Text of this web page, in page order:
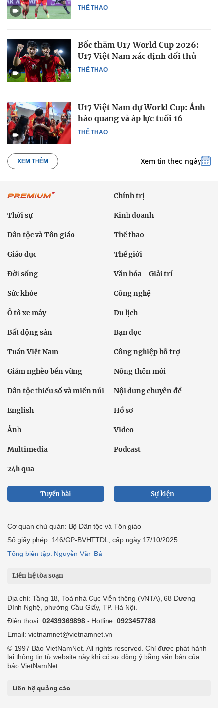
THỂ THAO
THỂ THAO
Bốc thăm U17 World Cup 2026:
U17 Việt Nam xác định đối thủ
THỂ THAO
U17 Việt Nam dự World Cup: Ánh
hào quang và áp lực tuổi 16
XEM THÊM Xem tin theo ngày
Chính trị
Thời sự Kinh doanh
Dân tộc và Tôn giáo Thể thao
Giáo dục Thế giới
Đời sống Văn hóa - Giải trí
Sức khỏe Công nghệ
Ô tô xe máy Du lịch
Bất động sản Bạn đọc
Tuần Việt Nam Công nghiệp hỗ trợ
Giảm nghèo bền vững Nông thôn mới
Dân tộc thiểu số và miền núi Nội dung chuyên đề
English Hồ sơ
Ảnh Video
Multimedia Podcast
24h qua
Tuyến bài Sự kiện
Cơ quan chủ quản: Bộ Dân tộc và Tôn giáo
Số giấy phép: 146/GP-BVHTTDL, cấp ngày 17/10/2025
Tổng biên tập: Nguyễn Văn Bá
Liên hệ tòa soạn
Địa chỉ: Tầng 18, Toà nhà Cục Viễn thông (VNTA), 68 Dương
Đình Nghệ, phường Cầu Giấy, TP. Hà Nội.
Điện thoại: 02439369898 - Hotline: 0923457788
Email: vietnamnet@vietnamnet.vn
© 1997 Báo VietNamNet. All rights reserved. Chỉ được phát hành
lại thông tin từ website này khi có sự đồng ý bằng văn bản của
báo VietNamNet.
Liên hệ quảng cáo